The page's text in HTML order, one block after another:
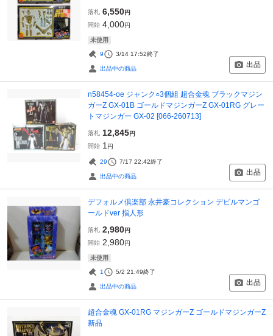
落札 6,550円
開始 4,000円
未使用
9 3/14 17:52終了
出品中の商品 出品
n58454-oe ジャンク○3個組 超合金魂 ブラックマジン
ガーZ GX-01B ゴールドマジンガーZ GX-01RG グレー
トマジンガー GX-02 [066-260713]
落札 12,845円
開始 1 円
29 7/17 22:42終了
出品中の商品 出品
デフォルメ倶楽部 永井豪コレクション デビルマンゴ
ールドver 指人形
落札 2,980円
開始 2,980円
未使用
1 5/2 21:49終了
出品中の商品 出品
超合金魂 GX-01RG マジンガーZ ゴールドマジンガーZ
新品